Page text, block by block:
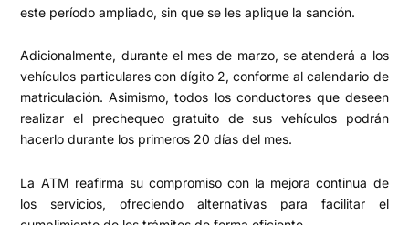
este período ampliado, sin que se les aplique la sanción.
Adicionalmente, durante el mes de marzo, se atenderá a los
vehículos particulares con dígito 2, conforme al calendario de
matriculación. Asimismo, todos los conductores que deseen
realizar el prechequeo gratuito de sus vehículos podrán
hacerlo durante los primeros 20 días del mes.
La ATM reafirma su compromiso con la mejora continua de
los servicios, ofreciendo alternativas para facilitar el